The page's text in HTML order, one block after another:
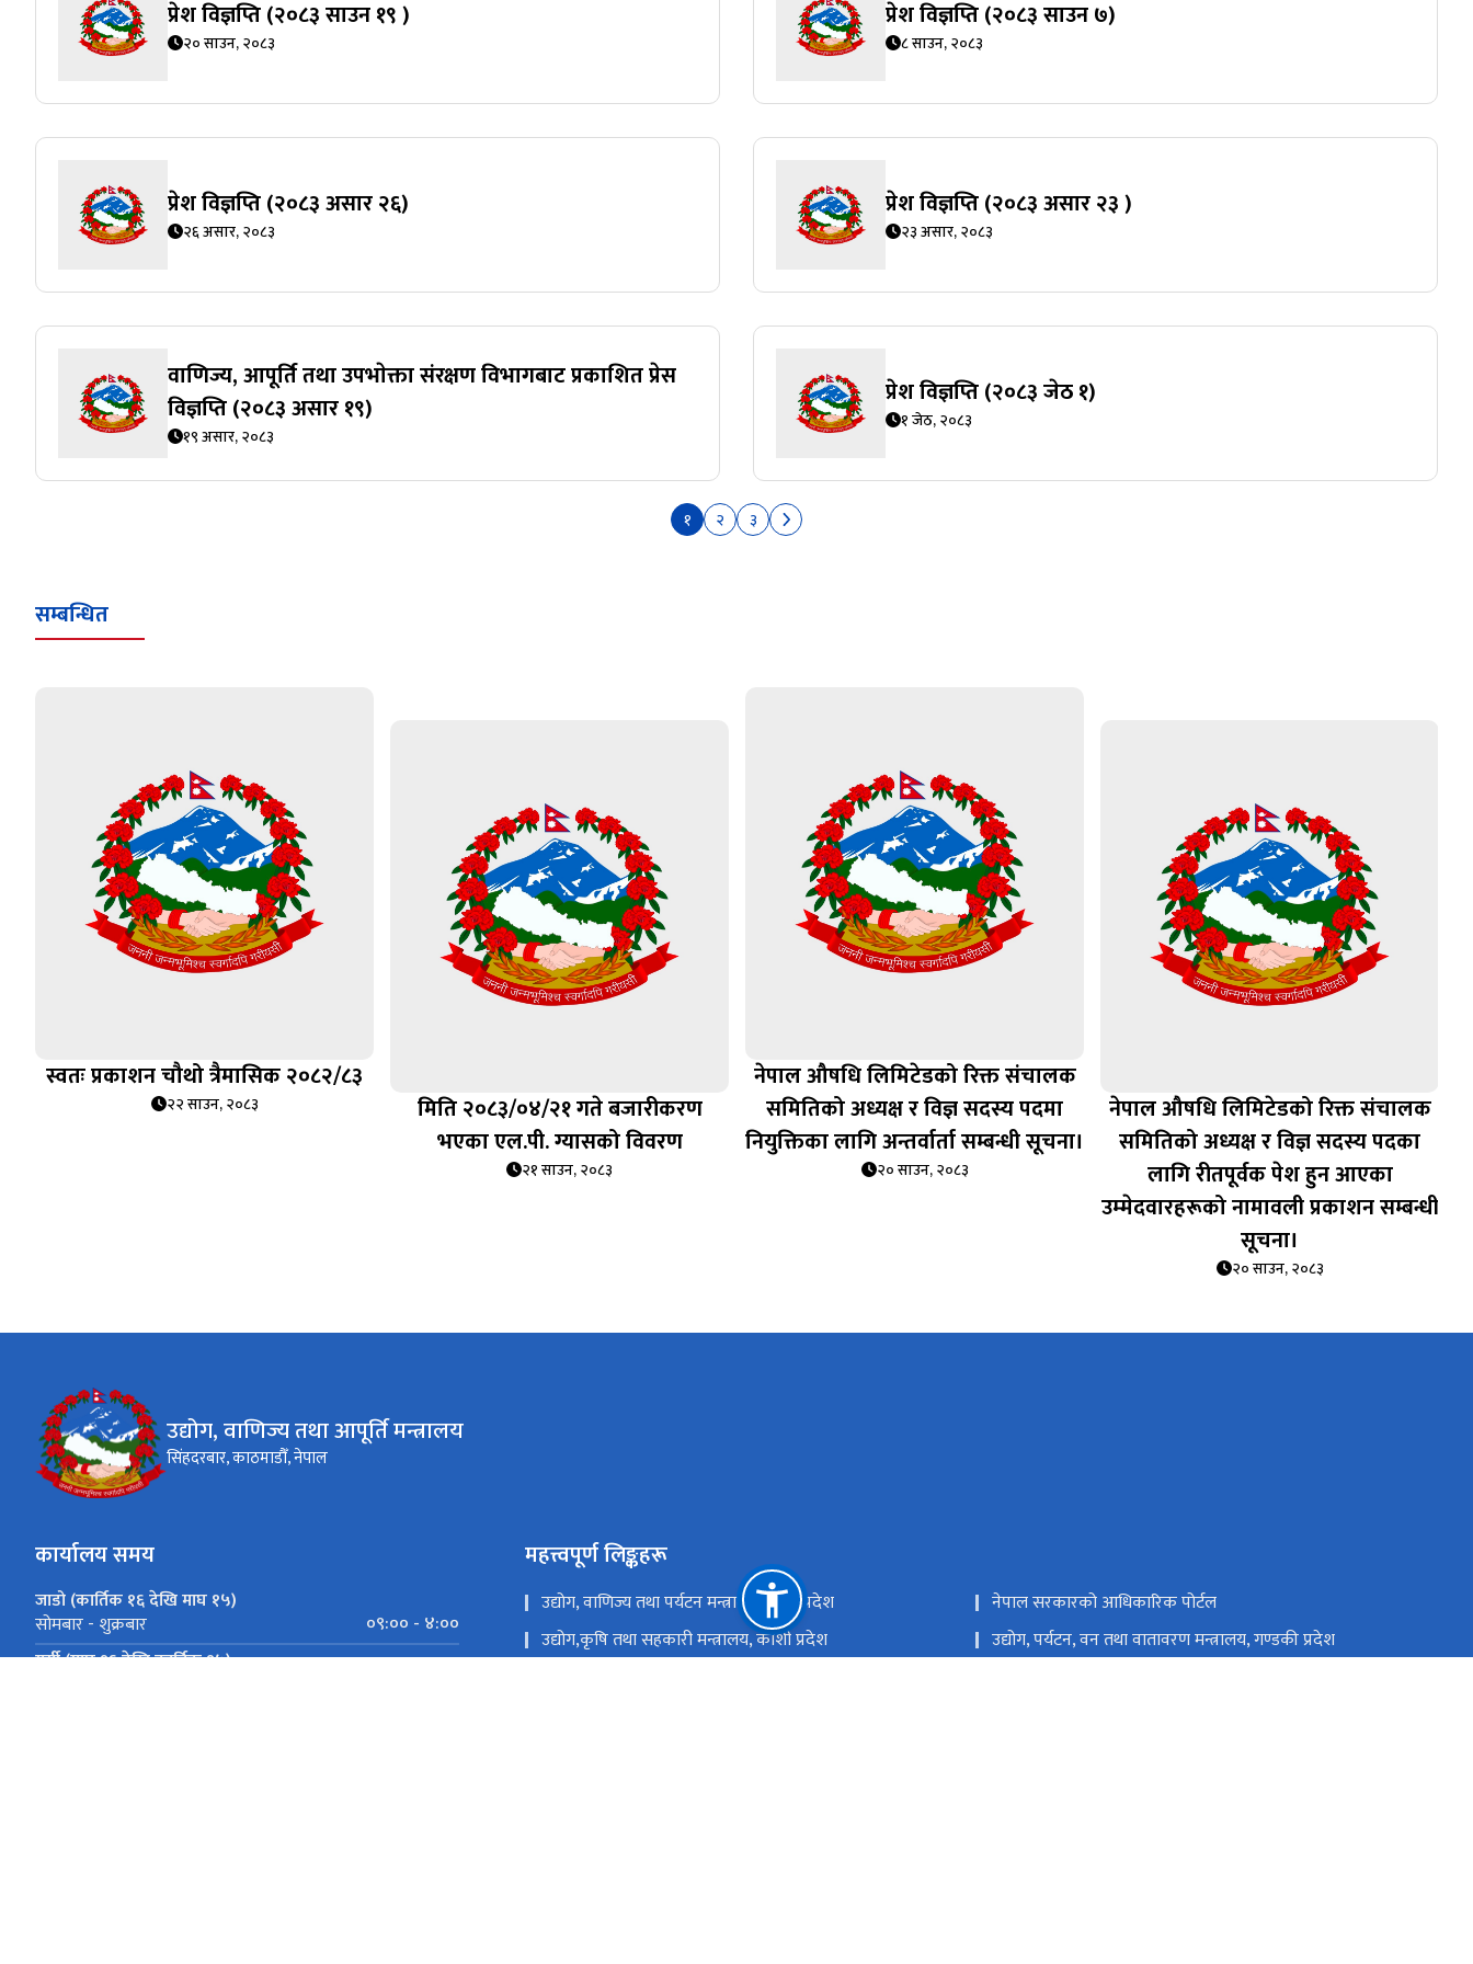
प्रेश विज्ञप्ति (२०८३ साउन १९ )
२० साउन, २०८३
प्रेश विज्ञप्ति (२०८३ साउन ७)
८ साउन, २०८३
प्रेश विज्ञप्ति (२०८३ असार २६)
२६ असार, २०८३
प्रेश विज्ञप्ति (२०८३ असार २३ )
२३ असार, २०८३
वाणिज्य, आपूर्ति तथा उपभाेक्ता संरक्षण विभागबाट प्रकाशित प्रेस
विज्ञप्ति (२०८३ असार १९)
१९ असार, २०८३
प्रेश विज्ञप्ति (२०८३ जेठ १)
१ जेठ, २०८३
१ २ ३
सम्बन्धित
स्वतः प्रकाशन चौथो त्रैमासिक २०८२/८३
२२ साउन, २०८३
मिति २०८३/०४/२१ गते बजारीकरण
भएका एल.पी. ग्यासको विवरण
२१ साउन, २०८३
नेपाल औषधि लिमिटेडको रिक्त संचालक
समितिको अध्यक्ष र विज्ञ सदस्य पदमा
नियुक्तिका लागि अन्तर्वार्ता सम्बन्धी सूचना।
२० साउन, २०८३
नेपाल औषधि लिमिटेडको रिक्त संचालक
समितिको अध्यक्ष र विज्ञ सदस्य पदका
लागि रीतपूर्वक पेश हुन आएका
उम्‍मेदवारहरूको नामावली प्रकाशन सम्बन्धी
सूचना।
२० साउन, २०८३
उद्योग, वाणिज्य तथा आपूर्ति मन्त्रालय
सिंहदरबार, काठमाडौँ, नेपाल
कार्यालय समय
जाडो (कार्तिक १६ देखि माघ १५)
सोमबार - शुक्रबार
०९:०० - ४:००
गर्मी (माघ १६ देखि कार्तिक १५)
महत्त्वपूर्ण लिङ्कहरू
उद्योग, वाणिज्य तथा पर्यटन मन्त्रालय, मधेश प्रदेश
नेपाल सरकारको आधिकारिक पोर्टल
उद्योग,कृषि तथा सहकारी मन्त्रालय, कोशी प्रदेश
उद्योग, पर्यटन, वन तथा वातावरण मन्त्रालय, गण्डकी प्रदेश